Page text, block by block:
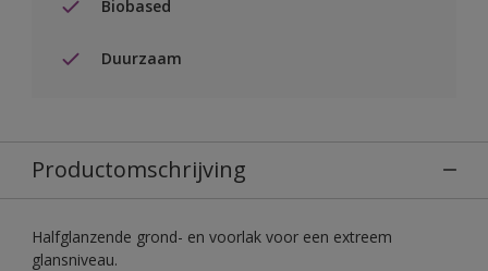
Biobased
Duurzaam
Productomschrijving
Halfglanzende grond- en voorlak voor een extreem
glansniveau.